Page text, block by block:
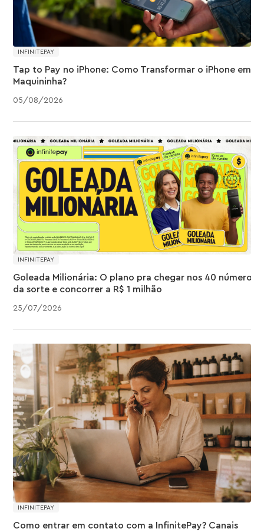
INFINITEPAY
05 /08 /2026
Tap to Pay no iPhone: Como Transformar o iPhone em
Maquininha?
INFINITEPAY
25/07/2026
Goleada Milionária: O plano pra chegar nos 40 números
da sorte e concorrer a R$ 1 milhão
INFINITEPAY
Como entrar em contato com a InfinitePay? Canais